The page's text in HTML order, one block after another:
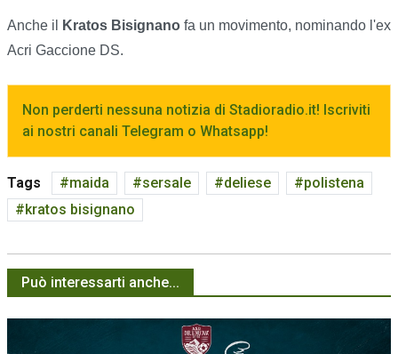
Anche il Kratos Bisignano fa un movimento, nominando l'ex
Acri Gaccione DS.
Non perderti nessuna notizia di Stadioradio.it! Iscriviti
ai nostri canali Telegram o Whatsapp!
Tags maida sersale deliese
polistena
kratos bisignano
Può interessarti anche...